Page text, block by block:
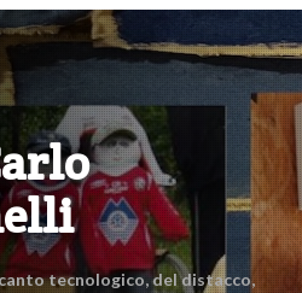
tecnologico, del distacco,